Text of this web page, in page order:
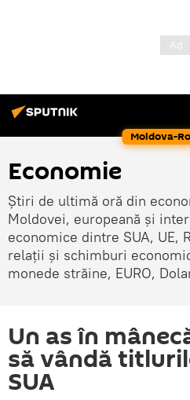
Moldova-
Economie
Știri de ultimă oră din
Moldovei, europeană și
economice dintre SUA, UE,
relații și schimburi
monede străine, EURO,
Un as în
să vândă
SUA